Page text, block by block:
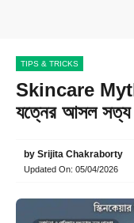
TIPS & TRICKS
Skincare
যত্নের আসল সত্য
by Srijita Chakraborty
Updated On: 05/04/2026